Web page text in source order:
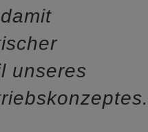
unseres